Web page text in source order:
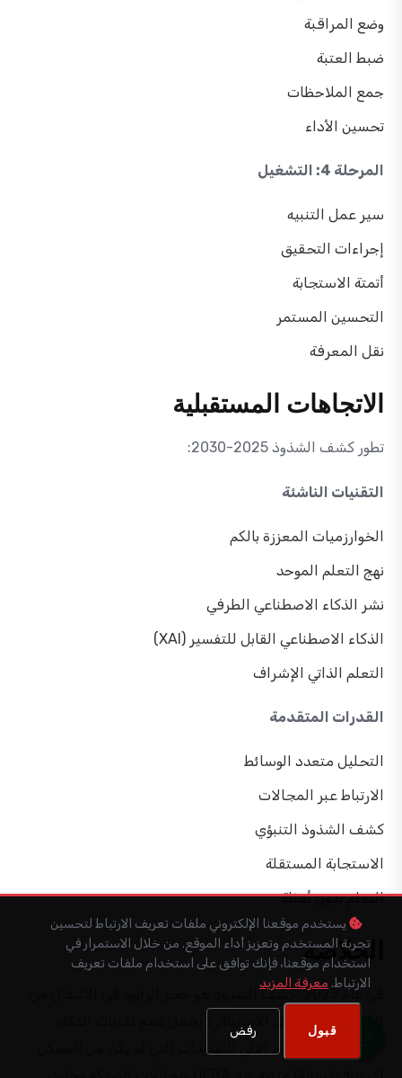
وضع المراقبة
ضبط العتبة
جمع الملاحظات
تحسين الأداء
المرحلة 4: التشغيل
سير عمل التنبيه
إجراءات التحقيق
أتمتة الاستجابة
التحسين المستمر
نقل المعرفة
الاتجاهات المستقبلية
تطور كشف الشذوذ 2025-2030:
التقنيات الناشئة
الخوارزميات المعززة بالكم
نهج التعلم الموحد
نشر الذكاء الاصطناعي الطرفي
الذكاء الاصطناعي القابل للتفسير (XAI)
التعلم الذاتي الإشراف
القدرات المتقدمة
التحليل متعدد الوسائط
الارتباط عبر المجالات
كشف الشذوذ التنبؤي
الاستجابة المستقلة
التعلم بدون أمثلة
الخلاصة
في عام 2025، كشف الشذوذ هو حجر الزاوية في الانتقال من
الأمان التفاعلي إلى الاستباقي. يجعل دمج تقنيات الذكاء
الاصطناعي والتعلم الآلي التهديدات التي لم يكن من الممكن
يستخدم موقعنا الإلكتروني ملفات تعريف الارتباط لتحسين
تجربة المستخدم وتعزيز أداء الموقع. من خلال الاستمرار في
استخدام موقعنا، فإنك توافق على استخدام ملفات تعريف
الارتباط. معرفة المزيد
قبول رفض